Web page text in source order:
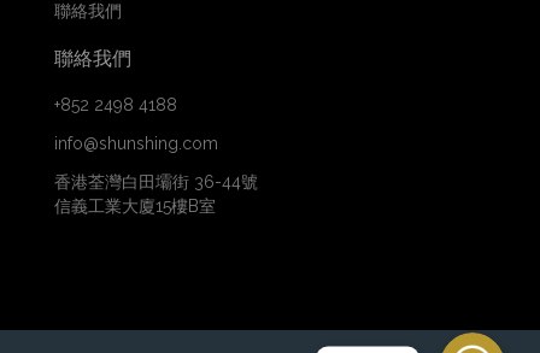
聯絡我們
聯絡我們
+852 2498 4188
info@shunshing.com
香港荃灣白田壩街 36-44號
信義工業大廈15樓B室
WhatsApp